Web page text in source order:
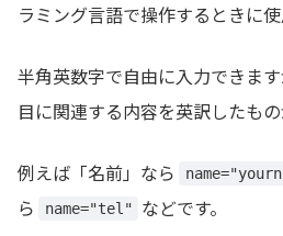
ラミング言語で操作するときに使
半角英数字で自由に入力できま
目に関連する内容を英訳したもの
例えば「名前」なら
ら
name="tel" などです。